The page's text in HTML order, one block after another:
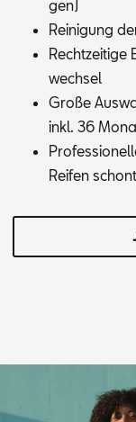
gen)
Rei­ni­gung
Recht­zei­ti­ge
wech­sel
Gro­ße
inkl. 36
Rei­fen